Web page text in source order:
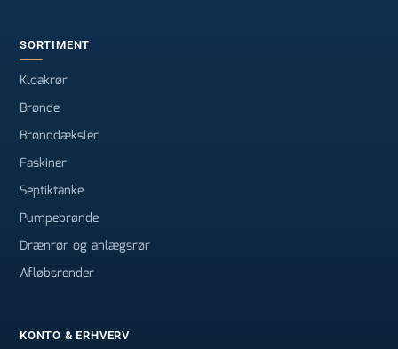
SORTIMENT
Kloakrør
Brønde
Brønddæksler
Faskiner
Septiktanke
Pumpebrønde
Drænrør og anlægsrør
Afløbsrender
KONTO & ERHVERV